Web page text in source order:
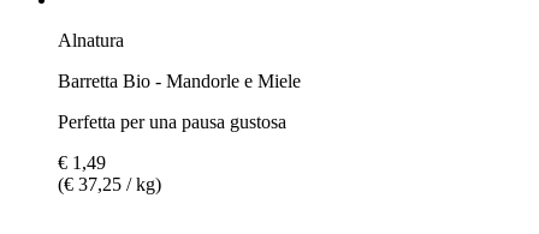
Alnatura
Barretta Bio - Mandorle e Miele
Perfetta per una pausa gustosa
€ 1,49
(€ 37,25 / kg)